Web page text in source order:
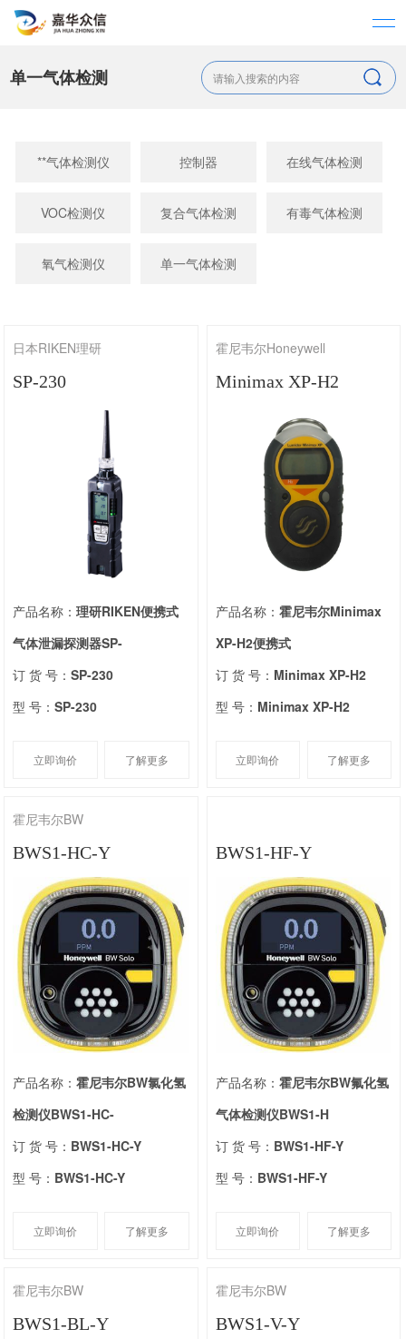
单一气体检测
**气体检测仪 控制器 在线气体检测
VOC检测仪 复合气体检测 有毒气体检测
氧气检测仪 单一气体检测
日本RIKEN理研
SP-230
产品名称：理研RIKEN便携式
气体泄漏探测器SP-
订 货 号：SP-230
型 号：SP-230
立即询价 了解更多
霍尼韦尔Honeywell
Minimax XP-H2
产品名称： 霍尼韦尔Minimax
XP-H2便携式
订 货 号： Minimax XP-H2
型 号： Minimax XP-H2
立即询价 了解更多
霍尼韦尔BW
BWS1-HC-Y
产品名称：霍尼韦尔BW氯化氢
检测仪BWS1-HC-
订 货 号： BWS1-HC-Y
型 号： BWS1-HC-Y
立即询价 了解更多
BWS1-HF-Y
产品名称： 霍尼韦尔BW氟化氢
气体检测仪BWS1-H
订 货 号： BWS1-HF-Y
型 号： BWS1-HF-Y
立即询价 了解更多
霍尼韦尔BW
BWS1-BL-Y
霍尼韦尔BW
BWS1-V-Y